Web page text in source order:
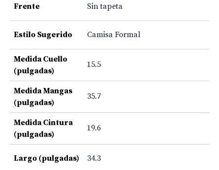
Frente Sin tapeta
Estilo Sugerido Camisa Formal
Medida Cuello
(pulgadas)
15.5
Medida Mangas
(pulgadas)
35.7
Medida Cintura
(pulgadas)
19.6
Largo (pulgadas) 34.3